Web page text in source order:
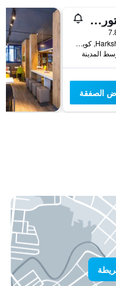
هوتل ريستورانت زيجارتن كويكبورن
Harksheider Weg 258, كويكبورن, شليسفيغ-هولشتاين, ألمانيا
الصفقة